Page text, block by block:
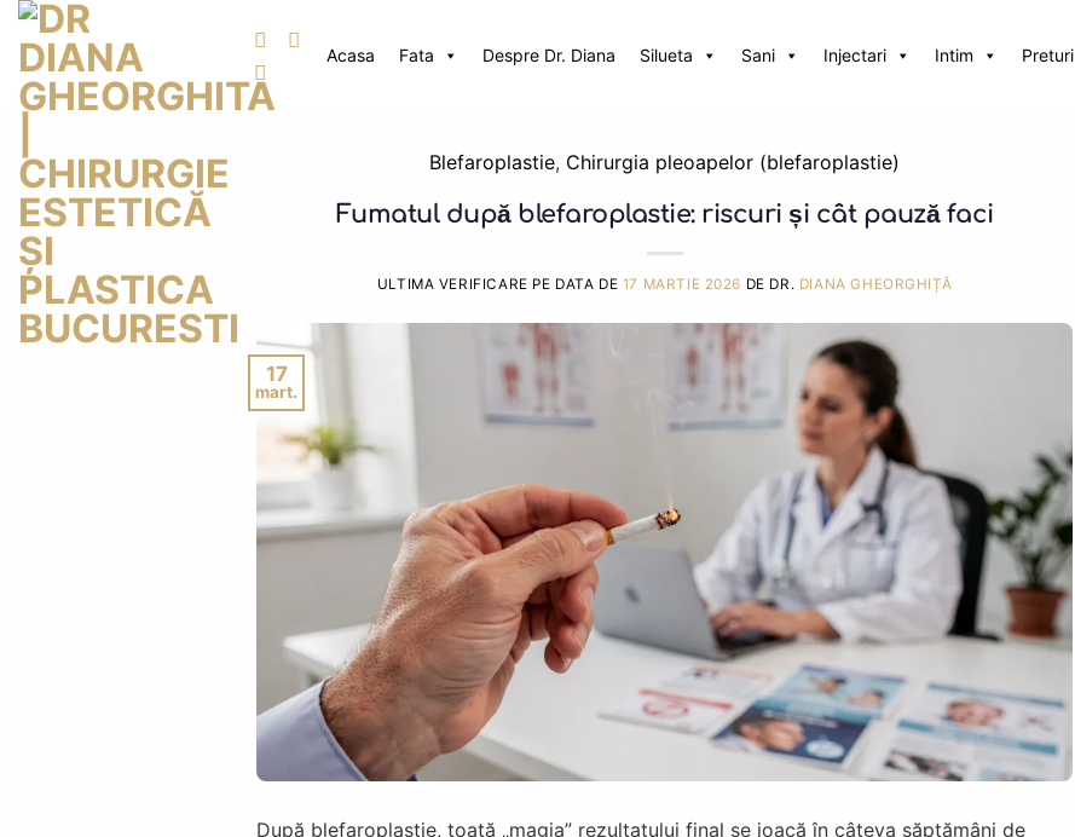
Skip
content
Acasa Fata Despre Dr. Diana Silueta Sani Injectari Intim Preturi
Blefaroplastie, Chirurgia pleoapelor (blefaroplastie)
Fumatul după blefaroplastie: riscuri și cât pauză faci
ULTIMA VERIFICARE PE DATA DE 17 MARTIE 2026 DE DR. DIANA GHEORGHIȚĂ
17
mart.
După blefaroplastie, toată „magia” rezultatului final se joacă în câteva săptămâni de